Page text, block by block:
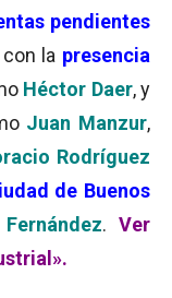
pendientes
la presencia
Héctor Daer, y
Juan Manzur,
Rodríguez
de Buenos
. Ver